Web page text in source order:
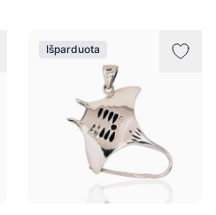
Išparduota